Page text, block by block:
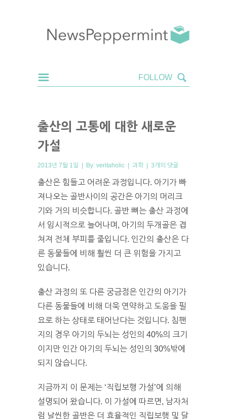
출산의 고통에 대한 새로운
가설
2013년 7월 1일 | By: veritaholic | 과학 | 3개의 댓글
출산은 힘들고 어려운 과정입니다. 아기가 빠
져나오는 골반사이의 공간은 아기의 머리크
기와 거의 비슷합니다. 골반 뼈는 출산 과정에
서 임시적으로 늘어나며, 아기의 두개골은 겹
쳐져 전체 부피를 줄입니다. 인간의 출산은 다
른 동물들에 비해 훨씬 더 큰 위험을 가지고
있습니다.
출산 과정의 또 다른 궁금점은 인간의 아기가
다른 동물들에 비해 더욱 연약하고 도움을 필
요로 하는 상태로 태어난다는 것입니다. 침팬
지의 경우 아기의 두뇌는 성인의 40%의 크기
이지만 인간 아기의 두뇌는 성인의 30%밖에
되지 않습니다.
지금까지 이 문제는 ‘직립보행 가설’에 의해
설명되어 왔습니다. 이 가설에 따르면, 남자처
럼 날씬한 골반은 더 효율적인 직립보행 및 달